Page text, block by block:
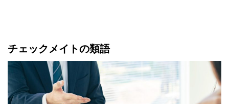
チェックメイトの類語